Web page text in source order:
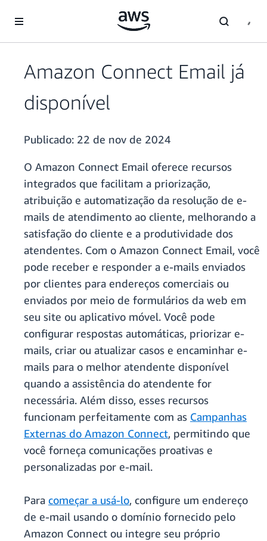
Pular para o conteúdo principal
Amazon Connect Email já
disponível
Publicado: 22 de nov de 2024
O Amazon Connect Email oferece recursos
integrados que facilitam a priorização,
atribuição e automatização da resolução de e-
mails de atendimento ao cliente, melhorando a
satisfação do cliente e a produtividade dos
atendentes. Com o Amazon Connect Email, você
pode receber e responder a e-mails enviados
por clientes para endereços comerciais ou
enviados por meio de formulários da web em
seu site ou aplicativo móvel. Você pode
configurar respostas automáticas, priorizar e-
mails, criar ou atualizar casos e encaminhar e-
mails para o melhor atendente disponível
quando a assistência do atendente for
necessária. Além disso, esses recursos
funcionam perfeitamente com as Campanhas
Externas do Amazon Connect, permitindo que
você forneça comunicações proativas e
personalizadas por e-mail.
Para começar a usá-lo, configure um endereço
de e-mail usando o domínio fornecido pelo
Amazon Connect ou integre seu próprio